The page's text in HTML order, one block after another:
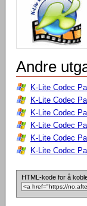
Andre
K-Lite Codec
K-Lite Codec
K-Lite Codec
K-Lite Codec
K-Lite Codec
K-Lite Codec
HTML-kode for å